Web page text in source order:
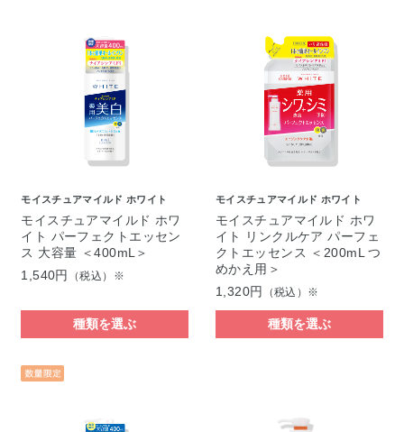
モイスチュアマイルド ホワイト
モイスチュアマイルド ホワ
イト パーフェクトエッセン
ス 大容量 ＜400mL＞
1,540円
（税込）※
種類を選ぶ
モイスチュアマイルド ホワイト
モイスチュアマイルド ホワ
イト リンクルケア パーフェ
クトエッセンス ＜200mL つ
めかえ用＞
1,320円
（税込）※
種類を選ぶ